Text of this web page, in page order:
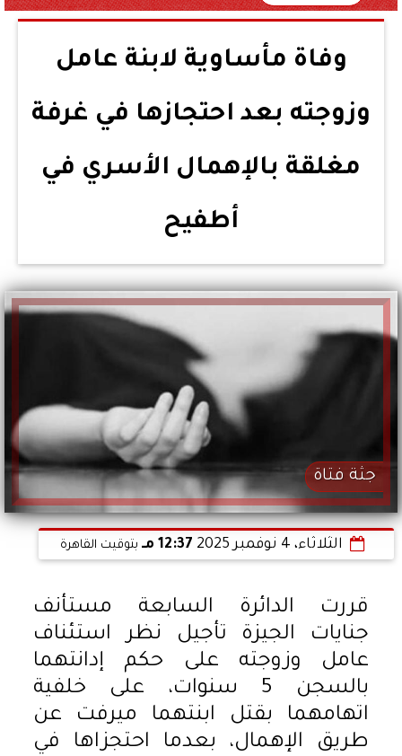
وفاة مأساوية لابنة عامل
وزوجته بعد احتجازها في غرفة
مغلقة بالإهمال الأسري في
أطفيح
جثة فتاة
الثلاثاء، 4 نوفمبر 2025 12:37 مـ بتوقيت القاهرة
قررت الدائرة السابعة مستأنف
جنايات الجيزة تأجيل نظر استئناف
عامل وزوجته على حكم إدانتهما
بالسجن 5 سنوات، على خلفية
اتهامهما بقتل ابنتهما ميرفت عن
طريق الإهمال، بعدما احتجزاها في